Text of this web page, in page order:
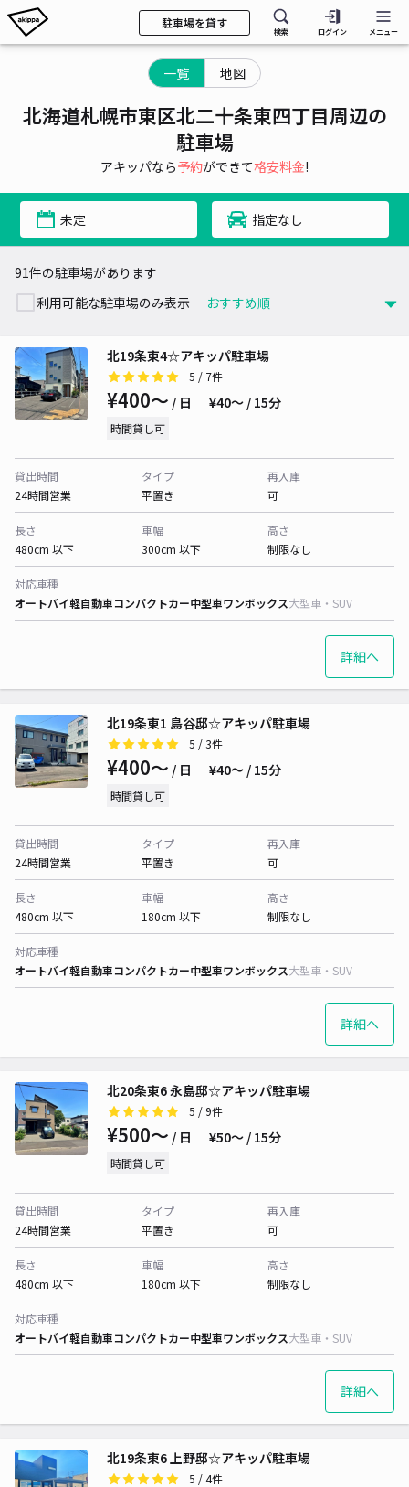
駐車場を貸す
検索 ログイン メニュー
一覧 地図
北海道札幌市東区北二十条東四丁目周辺の
駐車場
アキッパなら予約ができて格安料金!
未定 指定なし
91件の駐車場があります
利用可能な駐車場のみ表示
北19条東4☆アキッパ駐車場
5 / 7件
¥400〜 / 日 ¥40〜 / 15分
時間貸し可
貸出時間
24時間営業
タイプ
平置き
再入庫
可
長さ
480cm 以下
車幅
300cm 以下
高さ
制限なし
対応車種
オートバイ軽自動車コンパクトカー中型車ワンボックス大型車・SUV
詳細へ
北19条東1 島谷邸☆アキッパ駐車場
5 / 3件
¥400〜 / 日 ¥40〜 / 15分
時間貸し可
貸出時間
24時間営業
タイプ
平置き
再入庫
可
長さ
480cm 以下
車幅
180cm 以下
高さ
制限なし
対応車種
オートバイ軽自動車コンパクトカー中型車ワンボックス大型車・SUV
詳細へ
北20条東6 永島邸☆アキッパ駐車場
5 / 9件
¥500〜 / 日 ¥50〜 / 15分
時間貸し可
貸出時間
24時間営業
タイプ
平置き
再入庫
可
長さ
480cm 以下
車幅
180cm 以下
高さ
制限なし
対応車種
オートバイ軽自動車コンパクトカー中型車ワンボックス大型車・SUV
詳細へ
北19条東6 上野邸☆アキッパ駐車場
5 / 4件